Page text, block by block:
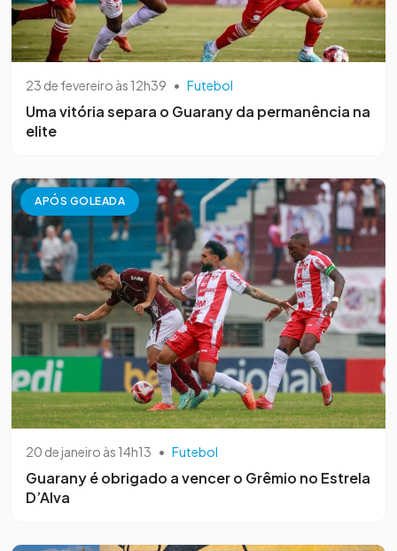
23 de fevereiro às 12h39 • Futebol
Uma vitória separa o Guarany da permanência na
elite
APÓS GOLEADA
20 de janeiro às 14h13 • Futebol
Guarany é obrigado a vencer o Grêmio no Estrela
D’Alva